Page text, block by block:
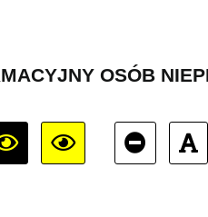
OSÓB